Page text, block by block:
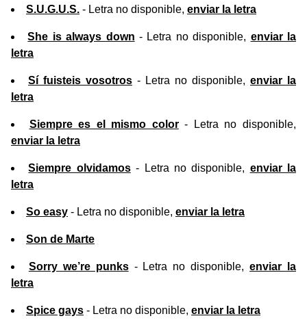
S.U.G.U.S. - Letra no disponible, enviar la letra
She is always down - Letra no disponible, enviar la
letra
Sí fuisteis vosotros - Letra no disponible, enviar la
letra
Siempre es el mismo color- Letra no disponible,
enviar la letra
Siempre olvidamos- Letra no disponible, enviar la
letra
So easy - Letra no disponible, enviar la letra
Son de Marte
Sorry we’re punks- Letra no disponible,enviar la
letra
Spice gays - Letra no disponible, enviar la letra